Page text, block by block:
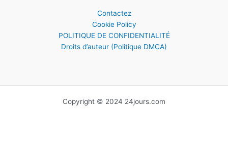
Contactez
Cookie Policy
POLITIQUE DE CONFIDENTIALITÉ
Droits d’auteur (Politique DMCA)
Copyright © 2024 24jours.com